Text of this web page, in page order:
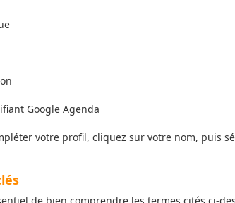
Google Agenda
votre profil, cliquez sur votre nom, puis